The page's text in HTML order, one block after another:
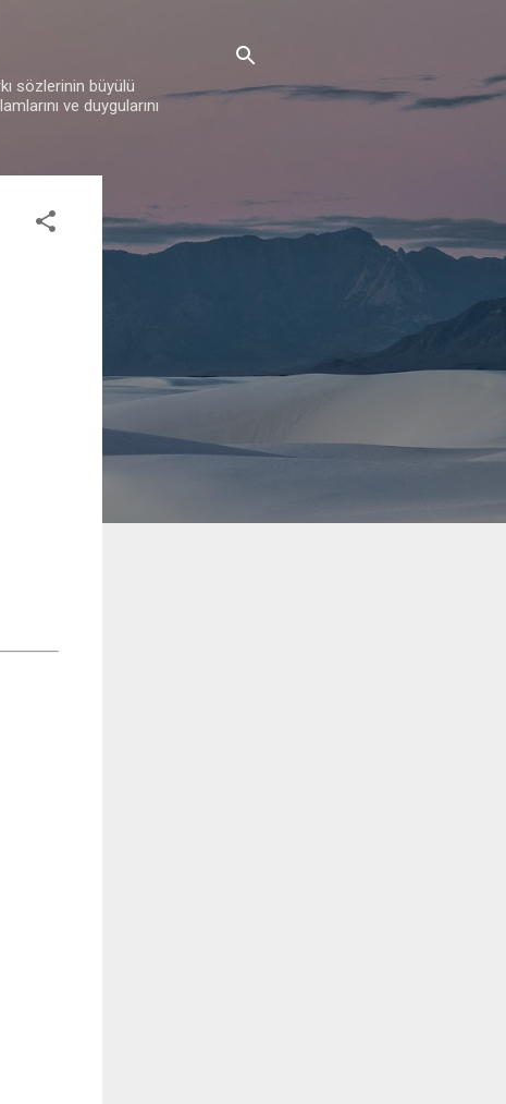
sözlerinin büyülü
ve duygularını